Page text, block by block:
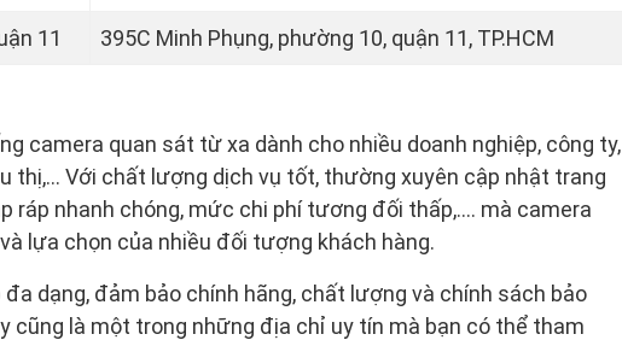
11 395C Minh Phụng, phường 10, quận 11, TP.HCM
camera quan sát từ xa dành cho nhiều doanh nghiệp, công ty,
thị,… Với chất lượng dịch vụ tốt, thường xuyên cập nhật trang
ráp nhanh chóng, mức chi phí tương đối thấp,…. mà camera
lựa chọn của nhiều đối tượng khách hàng.
dạng, đảm bảo chính hãng, chất lượng và chính sách bảo
cũng là một trong những địa chỉ uy tín mà bạn có thể tham